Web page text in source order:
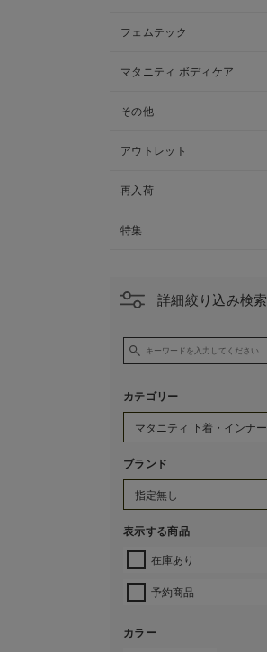
フェムテック
マタニティ ボディケア
その他
アウトレット
再入荷
特集
詳細絞り込み検索
カテゴリー
ブランド
表示する商品
在庫あり
予約商品
カラー